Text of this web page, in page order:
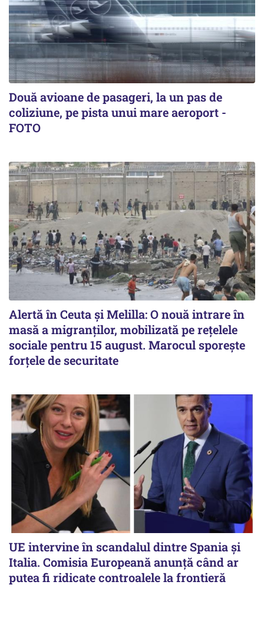
Două avioane de pasageri, la un pas de
coliziune, pe pista unui mare aeroport -
FOTO
Alertă în Ceuta și Melilla: O nouă intrare în
masă a migranților, mobilizată pe rețelele
sociale pentru 15 august. Marocul sporește
forțele de securitate
UE intervine în scandalul dintre Spania și
Italia. Comisia Europeană anunță când ar
putea fi ridicate controalele la frontieră